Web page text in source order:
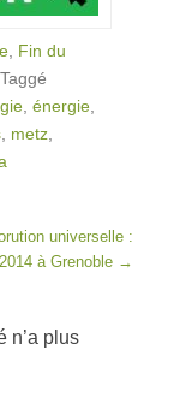
, Fin du
Taggé
, énergie,
, metz,
universelle :
à Grenoble →
n’a plus